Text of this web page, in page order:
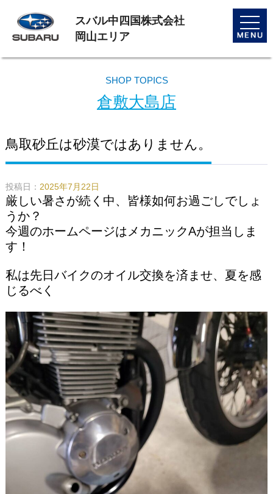
toggle
スバル中四国株式会社
岡山エリア
SHOP TOPICS
倉敷大島店
鳥取砂丘は砂漠ではありません。
投稿日： 2025年7月22日
厳しい暑さが続く中、皆様如何お過ごしでしょ
うか？
今週のホームページはメカニックAが担当しま
す！
私は先日バイクのオイル交換を済ませ、夏を感
じるべく